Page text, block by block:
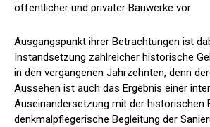
öffentlicher und privater Bauwerke vor.
Ausgangspunkt ihrer Betrachtungen ist
Instandsetzung zahlreicher historische
in den vergangenen Jahrzehnten, denn
Aussehen ist auch das Ergebnis einer
Auseinandersetzung mit der historischen
denkmalpflegerische Begleitung der